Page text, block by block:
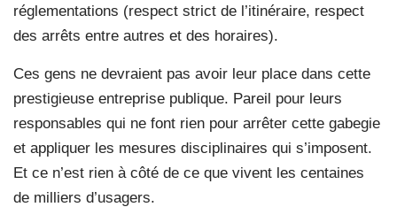
réglementations (respect strict de l’itinéraire, respect
des arrêts entre autres et des horaires).
Ces gens ne devraient pas avoir leur place dans cette
prestigieuse entreprise publique. Pareil pour leurs
responsables qui ne font rien pour arrêter cette gabegie
et appliquer les mesures disciplinaires qui s’imposent.
Et ce n’est rien à côté de ce que vivent les centaines
de milliers d’usagers.